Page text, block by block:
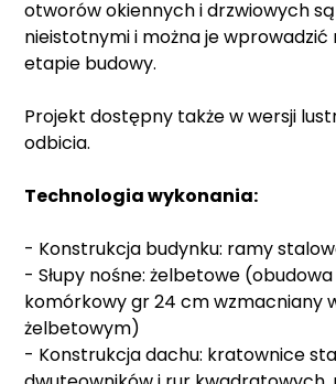
otworów okiennych i drzwiowych
nieistotnymi i można je wprowadzić
etapie budowy.
Projekt dostępny także w wersji
odbicia.
Technologia wykonania:
- Konstrukcja budynku: ramy
- Słupy nośne: żelbetowe
komórkowy gr 24 cm wzmacniany
żelbetowym)
- Konstrukcja dachu: kratownice